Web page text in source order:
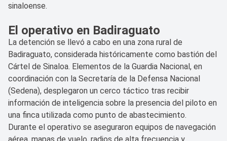
sinaloense.
El operativo en Badiraguato
La detención se llevó a cabo en una zona rural de
Badiraguato, considerada históricamente como bastión del
Cártel de Sinaloa. Elementos de la Guardia Nacional, en
coordinación con la Secretaría de la Defensa Nacional
(Sedena), desplegaron un cerco táctico tras recibir
información de inteligencia sobre la presencia del piloto en
una finca utilizada como punto de abastecimiento.
Durante el operativo se aseguraron equipos de navegación